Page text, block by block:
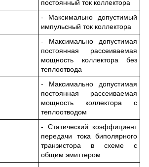
постоянный ток коллектора
- Максимально допустимый
импульсный ток коллектора
- Максимально допустимая
постоянная рассеиваемая
мощность коллектора без
теплоотвода
- Максимально допустимая
постоянная рассеиваемая
мощность коллектора с
теплоотводом
- Статический коэффициент
передачи тока биполярного
транзистора в схеме с
общим эмиттером